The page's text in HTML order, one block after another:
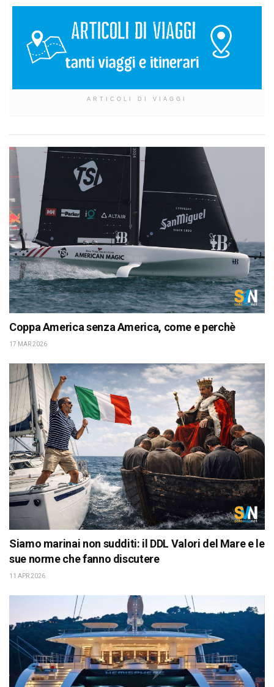
ARTICOLI DI VIAGGI
Coppa America senza America, come e perchè
17 MAR 2026
Siamo marinai non sudditi: il DDL Valori del Mare e le
sue norme che fanno discutere
11 APR 2026